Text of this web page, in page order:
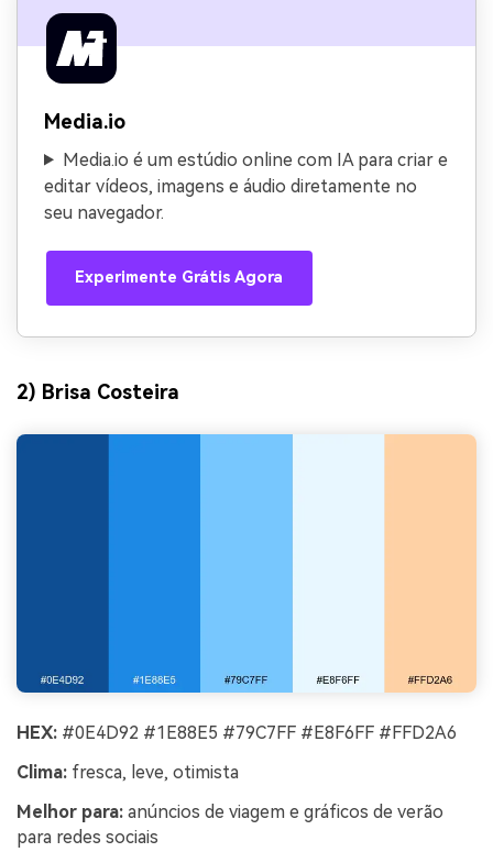
Media.io
Media.io é um estúdio online com IA para criar e
editar vídeos, imagens e áudio diretamente no
seu navegador.
Experimente Grátis Agora
2) Brisa Costeira
HEX: #0E4D92 #1E88E5 #79C7FF #E8F6FF #FFD2A6
Clima: fresca, leve, otimista
Melhor para: anúncios de viagem e gráficos de verão
para redes sociais